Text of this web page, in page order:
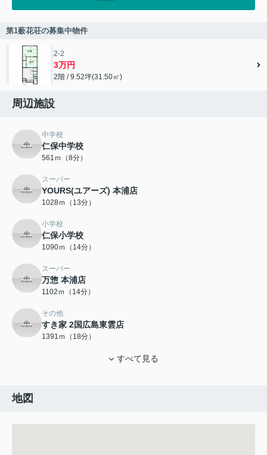
第1薮花荘の募集中物件
2-2
3万円
2階 / 9.52坪(31.50㎡)
周辺施設
中学校
仁保中学校
561ｍ（8分）
スーパー
YOURS(ユアーズ) 本浦店
1028ｍ（13分）
小学校
仁保小学校
1090ｍ（14分）
スーパー
万惣 本浦店
1102ｍ（14分）
その他
すき家 2国広島東雲店
1391ｍ（18分）
すべて見る
地図